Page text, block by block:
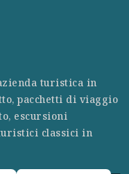
turistica in
pacchetti di viaggio
escursioni
classici in